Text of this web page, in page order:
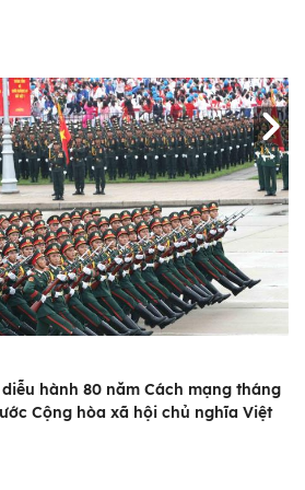
hành 80 năm Cách mạng tháng
Cộng hòa xã hội chủ nghĩa Việt